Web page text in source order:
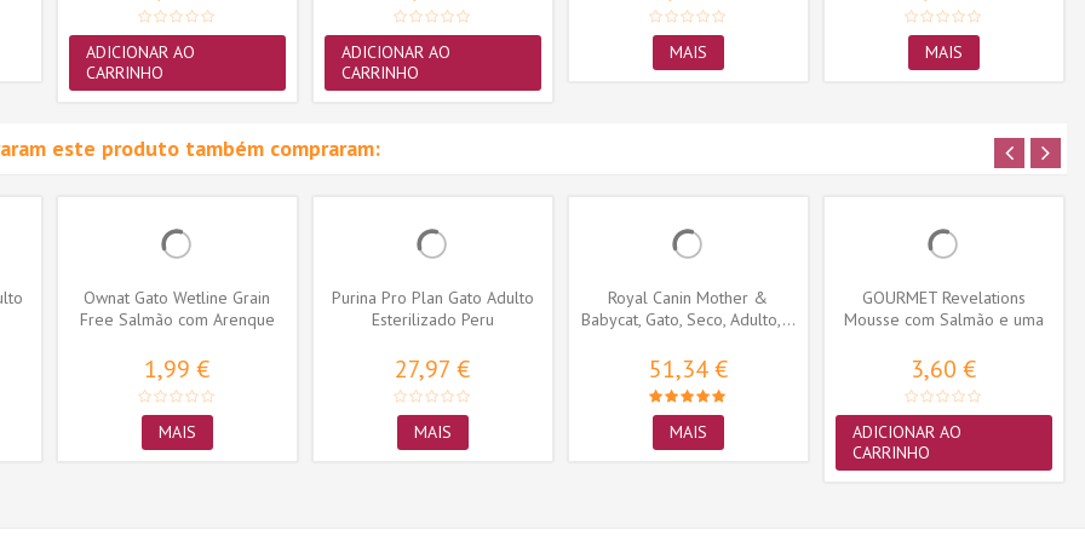
ADICIONAR AO
CARRINHO
ADICIONAR AO
CARRINHO
MAIS MAIS
este produto também compraram:
Ownat Gato Wetline Grain
Free Salmão com Arenque
1,99 €
MAIS
Purina Pro Plan Gato Adulto
Esterilizado Peru
27,97 €
MAIS
Royal Canin Mother &
Babycat, Gato, Seco, Adulto,...
51,34 €
MAIS
GOURMET Revelations
Mousse com Salmão e uma
3,60 €
ADICIONAR AO
CARRINHO